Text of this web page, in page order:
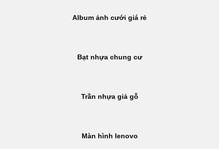
Album ảnh cưới giá rẻ
Bạt nhựa chung cư
Trần nhựa giả gỗ
Màn hình lenovo